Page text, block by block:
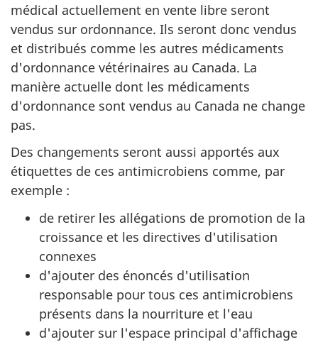
médical actuellement en vente libre seront
vendus sur ordonnance. Ils seront donc vendus
et distribués comme les autres médicaments
d'ordonnance vétérinaires au Canada. La
manière actuelle dont les médicaments
d'ordonnance sont vendus au Canada ne change
pas.
Des changements seront aussi apportés aux
étiquettes de ces antimicrobiens comme, par
exemple :
de retirer les allégations de promotion de la
croissance et les directives d'utilisation
connexes
d'ajouter des énoncés d'utilisation
responsable pour tous ces antimicrobiens
présents dans la nourriture et l'eau
d'ajouter sur l'espace principal d'affichage